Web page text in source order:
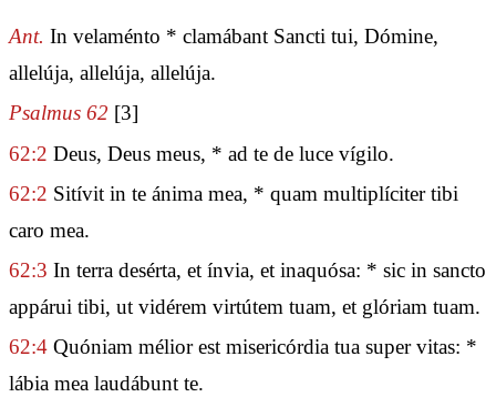
Ant. In velaménto * clamábant Sancti tui, Dómine,
allelúja, allelúja, allelúja.
Psalmus 62 [3]
62:2 Deus, Deus meus, * ad te de luce vígilo.
62:2 Sitívit in te ánima mea, * quam multiplíciter tibi
caro mea.
62:3 In terra desérta, et ínvia, et inaquósa: * sic in sancto
appárui tibi, ut vidérem virtútem tuam, et glóriam tuam.
62:4 Quóniam mélior est misericórdia tua super vitas: *
lábia mea laudábunt te.